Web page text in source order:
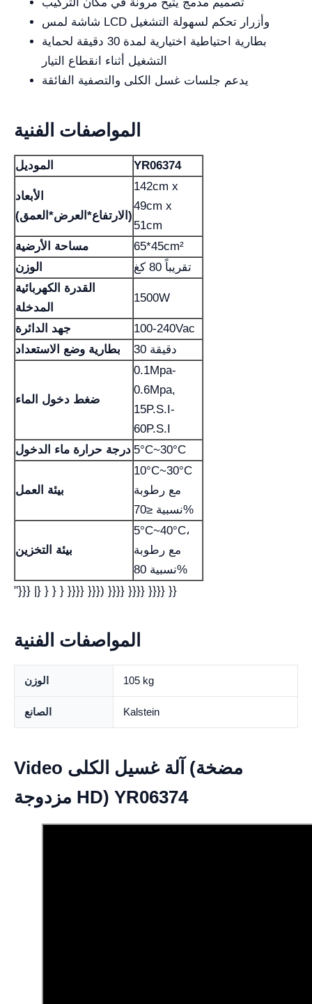
شاشة لمس LCD وأزرار تحكم لسهولة التشغيل
بطارية احتياطية اختيارية لمدة 30 دقيقة لحماية
التشغيل أثناء انقطاع التيار
يدعم جلسات غسل الكلى والتصفية الفائقة
المواصفات الفنية
الموديل YR06374
الأبعاد
(الارتفاع*العرض*العمق)
142cm x
49cm x
51cm
مساحة الأرضية
65*45cm²
الوزن
تقريباً 80 كغ
القدرة الكهربائية
المدخلة
1500W
جهد الدائرة
100-240Vac
بطارية وضع الاستعداد
30 دقيقة
ضغط دخول الماء
0.1Mpa-
0.6Mpa,
15P.S.I-
60P.S.I
درجة حرارة ماء الدخول 5°C~30°C
بيئة العمل
10°C~30°C
مع رطوبة
نسبية ≤70%
بيئة التخزين
5°C~40°C،
مع رطوبة
نسبية 80%
"}}} |} } } } }}}} }}}) }}}} }}}} }}}} }}
المواصفات الفنية
الوزن 105 kg
الصانع Kalstein
Video آلة غسيل الكلى (مضخة
مزدوجة HD) YR06374